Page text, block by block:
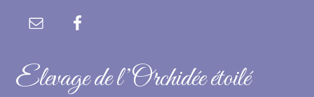
Elevage de l’Orchidée étoilé